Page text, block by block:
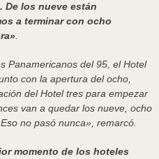
los nueve están
a terminar con ocho
Panamericanos del 95, el Hotel
con la apertura del ocho,
del Hotel tres para empezar
van a quedar los nueve, ocho
no pasó nunca», remarcó.
momento de los hoteles